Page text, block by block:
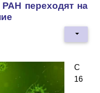
переходят на
С
16